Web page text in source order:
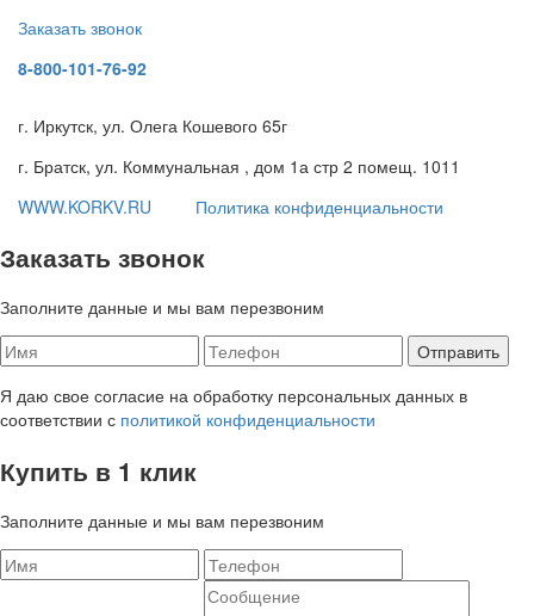
Заказать звонок
8-800-101-76-92
г. Иркутск, ул. Олега Кошевого 65г
г. Братск, ул. Коммунальная , дом 1а стр 2 помещ. 1011
WWW.KORKV.RU
Политика конфиденциальности
Заказать звонок
Заполните данные и мы вам перезвоним
Я даю свое согласие на обработку персональных данных в
соответствии с политикой конфиденциальности
Купить в 1 клик
Заполните данные и мы вам перезвоним